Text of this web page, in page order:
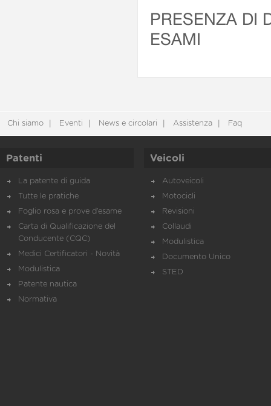
PRESENZA DI
ESAMI
Chi siamo Eventi News e circolari Assistenza Faq
Patenti
La patente di guida
Tutte le pratiche
Foglio rosa e prove d’esame
Carta di Qualificazione del
Conducente (CQC)
Medici Certificatori - Novità
Modulistica
Patente nautica
Normativa
Veicoli
Autoveicoli
Motocicli
Revisioni
Collaudi
Modulistica
Documento Unico
STED